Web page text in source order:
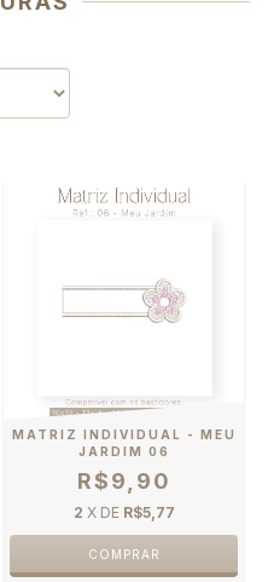
MATRIZ INDIVIDUAL - MEU
JARDIM 06
R$9,90
2 X DE R$5,77